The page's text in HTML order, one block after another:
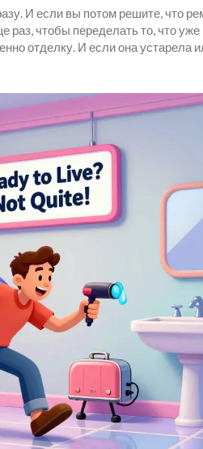
И если вы потом решите, что
раз, чтобы переделать то, что уже
отделку. И если она устарела